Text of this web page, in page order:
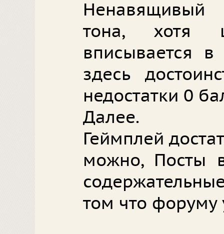
Ненавящивый
тона, хотя
вписывается
здесь
недостатки 0
Далее.
Геймплей
можно, Посты
том что форуму